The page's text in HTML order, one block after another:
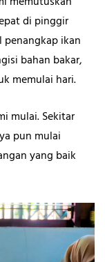
di pinggir
penangkap ikan
bahan bakar,
memulai hari.
mulai. Sekitar
pun mulai
yang baik